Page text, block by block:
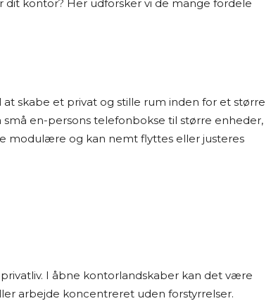
kontor? Her udforsker vi de mange fordele
skabe et privat og stille rum inden for et større
en-persons telefonbokse til større enheder,
modulære og kan nemt flyttes eller justeres
I åbne kontorlandskaber kan det være
arbejde koncentreret uden forstyrrelser.